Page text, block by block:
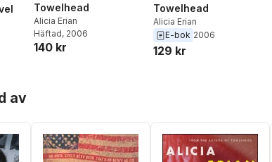
Towelhead
Alicia Erian
Häftad, 2006
140 kr
Towelhead
Alicia Erian
E-bok 2006
129 kr
av